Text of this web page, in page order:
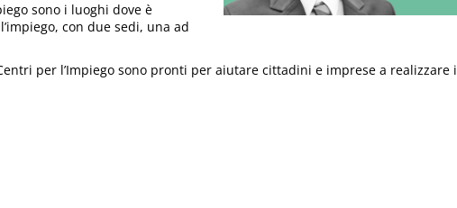
sono i luoghi dove è
con due sedi, una ad
per l’Impiego sono pronti per aiutare cittadini e imprese a realizzare i